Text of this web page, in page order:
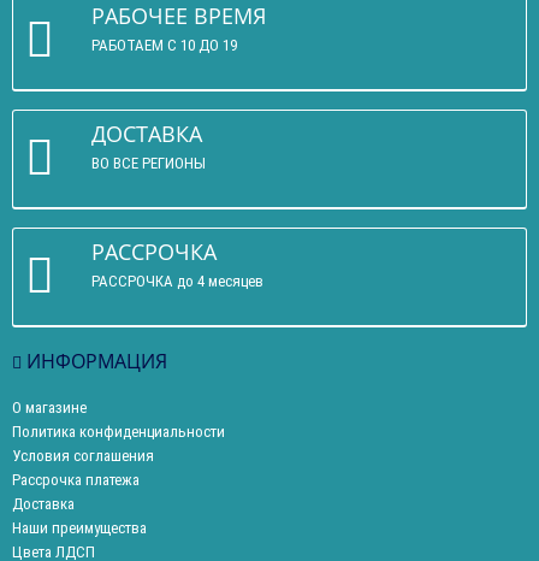
РАБОЧЕЕ ВРЕМЯ
РАБОТАЕМ С 10 ДО 19
ДОСТАВКА
ВО ВСЕ РЕГИОНЫ
РАССРОЧКА
РАССРОЧКА до 4 месяцев
ИНФОРМАЦИЯ
О магазине
Политика конфиденциальности
Условия соглашения
Рассрочка платежа
Доставка
Наши преимущества
Цвета ЛДСП